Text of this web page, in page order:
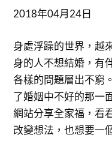
2018年04月24日
身處浮躁的世界，越
身的人不想結婚，有
各樣的問題層出不窮
了婚姻中不好的那一
網站分享全家福，看
改變想法，也想要一